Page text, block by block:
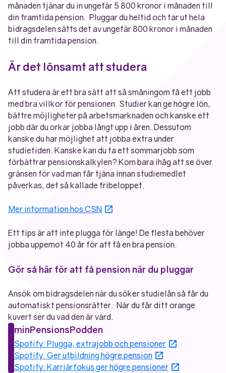
månaden tjänar du in ungefär 5 800 kronor i månaden till
din framtida pension. Pluggar du heltid och tar ut hela
bidragsdelen sätts det av ungefär 800 kronor i månaden
till din framtida pension.
Är det lönsamt att studera
Att studera är ett bra sätt att så småningom få ett jobb
med bra villkor för pensionen. Studier kan ge högre lön,
bättre möjligheter på arbetsmarknaden och kanske ett
jobb där du orkar jobba långt upp i åren. Dessutom
kanske du har möjlighet att jobba extra under
studietiden. Kanske kan du ta ett sommarjobb som
förbättrar pensionskalkylen? Kom bara ihåg att se över
gränsen för vad man får tjäna innan studiemedlet
påverkas, det så kallade fribeloppet.
Mer information hos CSN
Ett tips är att inte plugga för länge! De flesta behöver
jobba uppemot 40 år för att få en bra pension.
Gör så här för att få pension när du pluggar
Ansök om bidragsdelen när du söker studielån så får du
automatiskt pensionsrätter. När du får ditt orange
kuvert ser du vad den är värd.
minPensionsPodden
Spotify: Plugga, extrajobb och pensioner
Spotify: Ger utbildning högre pension
Spotify: Karriärfokus ger högre pensioner